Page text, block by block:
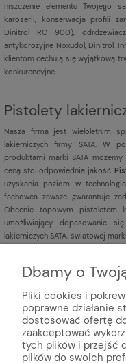
niszczenie elementu Twojego
karoserii, konserwacja profili
Dinitrol RC 900),
antykorozyjne Noxudol, Dinitrol,
klientom cechują się wyjątkową
konkurencyjne.
Pistolety
Nasza firma jest wieloletnim
lakierniczych firmy SATA. W
produktami marki SATA
ceną stoi odpowiednia jakość.
uzyskania poziom w
fachowca zawsze gwarantuje
Obecnie topowym pistoletem
umożliwiający dopasowanie
lakierniczych SATA, światowej
Dbamy o
Pliki cookies i
poprawne działanie
dostosować ofertę
zaakceptować
tych plików i przejść
plików do swoich